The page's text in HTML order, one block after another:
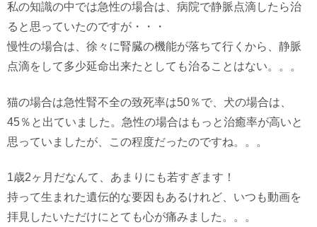
私の知識の中では急性の場合は、病院で静脈点滴したら治
ると思っていたのですが・・・
慢性の場合は、徐々に腎臓の機能が落ちて行くから、静脈
点滴をして多少延命出来たとしても治ることはない。。。
猫の場合は急性腎不全の致死率は50％で、犬の場合は、
45％と出ていました。急性の場合はもっと治癒率が高いと
思っていましたが、この程度だったのですね。。。
1歳2ヶ月だなんて、あまりにも若すぎます！
持って生まれた遺伝的な要因もあるけれど、いつも動画を
拝見したいただけにとても心が痛みました。。。